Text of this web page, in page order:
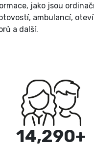
jako jsou
ambulancí,
a další.
15,000+